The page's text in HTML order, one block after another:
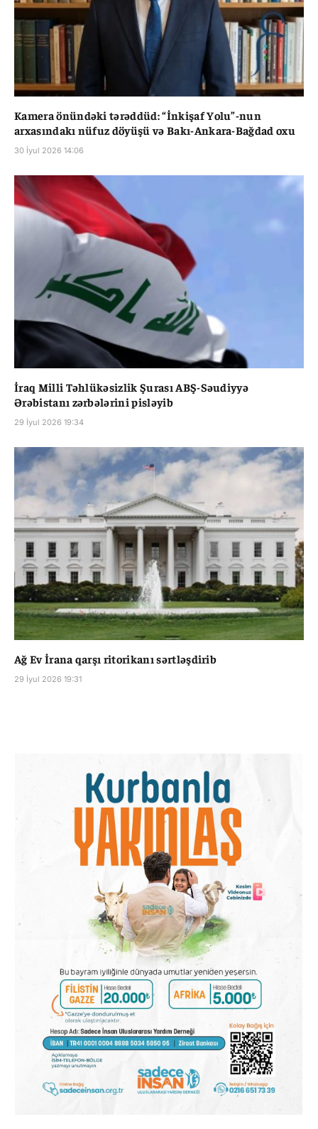
Kamera önündəki tərəddüd: “İnkişaf Yolu”-nun
arxasındakı nüfuz döyüşü və Bakı-Ankara-Bağdad oxu
30 İyul 2026 14:06
İraq Milli Təhlükəsizlik Şurası ABŞ-Səudiyyə
Ərəbistanı zərbələrini pisləyib
29 İyul 2026 19:34
Ağ Ev İrana qarşı ritorikanı sərtləşdirib
29 İyul 2026 19:31